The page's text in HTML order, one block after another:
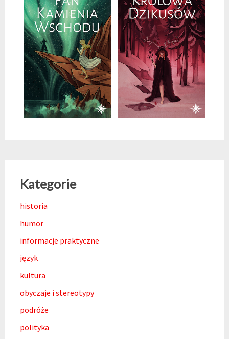
Kategorie
historia
humor
informacje praktyczne
język
kultura
obyczaje i stereotypy
podróże
polityka